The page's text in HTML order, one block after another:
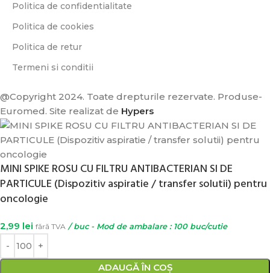
Politica de confidentialitate
Politica de cookies
Politica de retur
Termeni si conditii
@Copyright 2024. Toate drepturile rezervate. Produse-
Euromed. Site realizat de Hypers
MINI SPIKE ROSU CU FILTRU ANTIBACTERIAN SI DE
PARTICULE (Dispozitiv aspiratie / transfer solutii) pentru
oncologie
2,99 lei fără TVA / buc - Mod de ambalare : 100 buc/cutie
ADAUGĂ ÎN COȘ